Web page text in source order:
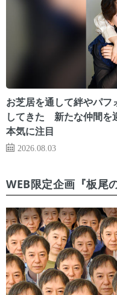
お芝居を通して絆やパ
してきた 新たな仲間を
本気に注目
2026.08.03
WEB限定企画『板